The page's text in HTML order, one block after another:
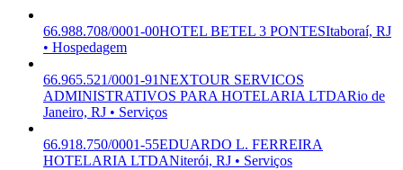
66.988.708/0001-00HOTEL BETEL 3 PONTESItaboraí, RJ
• Hospedagem
66.965.521/0001-91NEXTOUR SERVICOS
ADMINISTRATIVOS PARA HOTELARIA LTDARio de
Janeiro, RJ • Serviços
66.918.750/0001-55EDUARDO L. FERREIRA
HOTELARIA LTDANiterói, RJ • Serviços